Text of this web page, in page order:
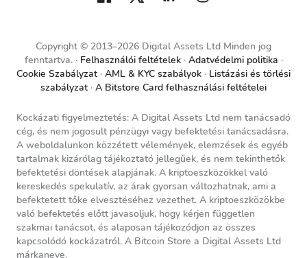
Copyright © 2013–2026 Digital Assets Ltd Minden jog
fenntartva.
Felhasználói feltételek
Adatvédelmi politika
Cookie Szabályzat AML & KYC szabályok
Listázási és törlési
szabályzat A Bitstore Card felhasználási feltételei
Kockázati figyelmeztetés: A Digital Assets Ltd nem tanácsadó
cég, és nem jogosult pénzügyi vagy befektetési tanácsadásra.
A weboldalunkon közzétett vélemények, elemzések és egyéb
tartalmak kizárólag tájékoztató jellegűek, és nem tekinthetők
befektetési döntések alapjának. A kriptoeszközökkel való
kereskedés spekulatív, az árak gyorsan változhatnak, ami a
befektetett tőke elvesztéséhez vezethet. A kriptoeszközökbe
való befektetés előtt javasoljuk, hogy kérjen független
szakmai tanácsot, és alaposan tájékozódjon az összes
kapcsolódó kockázatról. A Bitcoin Store a Digital Assets Ltd
márkaneve.